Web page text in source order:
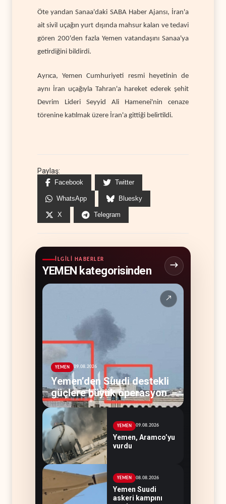
Öte yandan Sanaa'daki SABA Haber Ajansı, İran'a
ait sivil uçağın yurt dışında mahsur kalan ve tedavi
gören 200'den fazla Yemen vatandaşını Sanaa'ya
getirdiğini bildirdi.
Ayrıca, Yemen Cumhuriyeti resmi heyetinin de
aynı İran uçağıyla Tahran'a hareket ederek şehit
Devrim Lideri Seyyid Ali Hamenei'nin cenaze
törenine katılmak üzere İran'a gittiği belirtildi.
Paylaş:
Facebook Twitter
WhatsApp Bluesky
X Telegram
İLGILI HABERLER
YEMEN kategorisinden
↗
YEMEN 09.08.2026
Yemen’den Suudi destekli
güçlere büyük operasyon
YEMEN 09.08.2026
Yemen, Aramco’yu
vurdu
YEMEN 08.08.2026
Yemen Suudi
askeri kampını